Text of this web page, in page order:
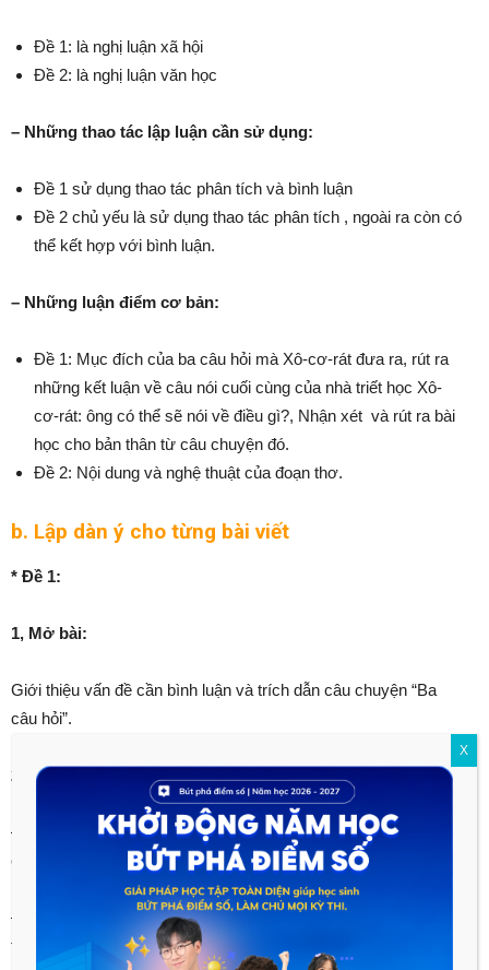
Đề 1: là nghị luận xã hội
Đề 2: là nghị luận văn học
– Những thao tác lập luận cần sử dụng:
Đề 1 sử dụng thao tác phân tích và bình luận
Đề 2 chủ yếu là sử dụng thao tác phân tích , ngoài ra còn có
thể kết hợp với bình luận.
– Những luận điểm cơ bản:
Đề 1: Mục đích của ba câu hỏi mà Xô-cơ-rát đưa ra, rút ra
những kết luận về câu nói cuối cùng của nhà triết học Xô-
cơ-rát: ông có thể sẽ nói về điều gì?, Nhận xét và rút ra bài
học cho bản thân từ câu chuyện đó.
Đề 2: Nội dung và nghệ thuật của đoạn thơ.
b. Lập dàn ý cho từng bài viết
* Đề 1:
1, Mở bài:
Giới thiệu vấn đề cần bình luận và trích dẫn câu chuyện “Ba
câu hỏi”.
2, Thân bài:
– Nêu ý nghĩa của câu chuyện: mục đích của 3 câu hỏi mà Xô-
cơ-rát đã đưa ra.
– Nhận xét và rút ra những bài học cho bản thân từ câu chuyện
trên.
X